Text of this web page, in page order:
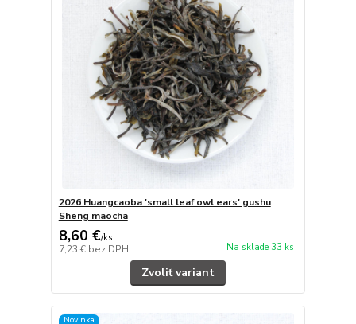
2026 Huangcaoba 'small leaf owl ears' gushu
Sheng maocha
8,60 €/ks
7,23 € bez DPH Na sklade 33 ks
Zvoliť variant
Novinka